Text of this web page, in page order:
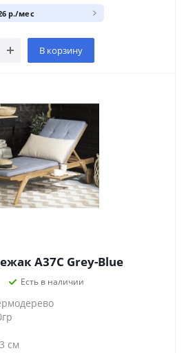
р./мес
В корзину
A37C Grey-Blue
Есть в наличии
см